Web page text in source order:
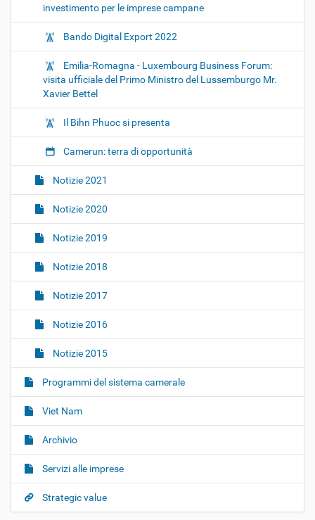
investimento per le imprese campane
Bando Digital Export 2022
Emilia-Romagna - Luxembourg Business Forum:
visita ufficiale del Primo Ministro del Lussemburgo Mr.
Xavier Bettel
Il Bihn Phuoc si presenta
Camerun: terra di opportunità
Notizie 2021
Notizie 2020
Notizie 2019
Notizie 2018
Notizie 2017
Notizie 2016
Notizie 2015
Programmi del sistema camerale
Viet Nam
Archivio
Servizi alle imprese
Strategic value